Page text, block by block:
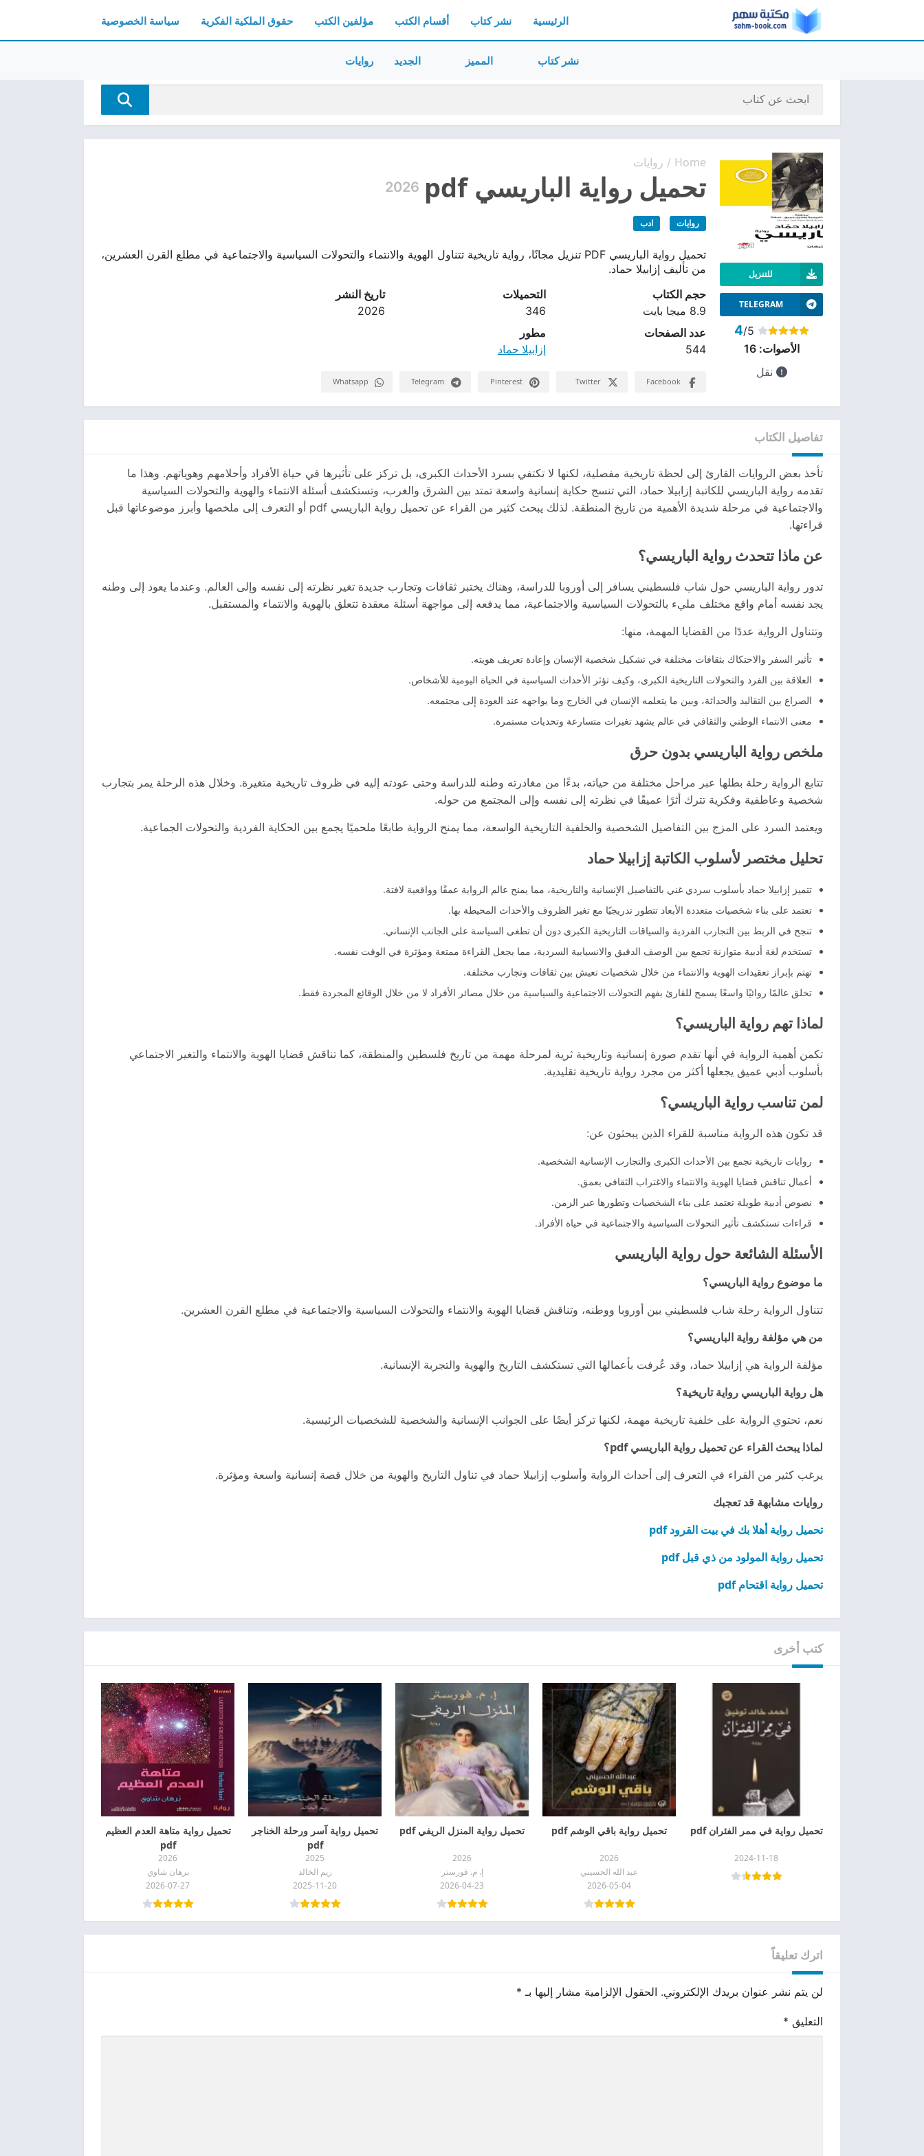
الرئيسية نشر كتاب أقسام الكتب مؤلفين الكتب حقوق الملكية الفكرية سياسة الخصوصية
نشر كتاب المميز الجديد روايات
Home
/ روايات
تحميل رواية الباريسي pdf 2026
روايات ادب
تحميل رواية الباريسي PDF تنزيل مجانًا، رواية تاريخية تتناول الهوية والانتماء والتحولات السياسية والاجتماعية في مطلع القرن العشرين،
من تأليف إزابيلا حماد.
للتنزيل
TELEGRAM
4/5
الأصوات:16
نقل
حجم الكتاب
8.9 ميجا بايت
التحميلات
346
تاريخ النشر
2026
عدد الصفحات
544
مطور
إزابيلا حماد
Facebook
Twitter
Pinterest
Telegram
Whatsapp
تفاصيل الكتاب
تأخذ بعض الروايات القارئ إلى لحظة تاريخية مفصلية، لكنها لا تكتفي بسرد الأحداث الكبرى، بل تركز على تأثيرها في حياة الأفراد وأحلامهم وهوياتهم. وهذا ما
تقدمه رواية الباريسي للكاتبة إزابيلا حماد، التي تنسج حكاية إنسانية واسعة تمتد بين الشرق والغرب، وتستكشف أسئلة الانتماء والهوية والتحولات السياسية
والاجتماعية في مرحلة شديدة الأهمية من تاريخ المنطقة. لذلك يبحث كثير من القراء عن تحميل رواية الباريسي pdf أو التعرف إلى ملخصها وأبرز موضوعاتها قبل
قراءتها.
عن ماذا تتحدث رواية الباريسي؟
تدور رواية الباريسي حول شاب فلسطيني يسافر إلى أوروبا للدراسة، وهناك يختبر ثقافات وتجارب جديدة تغير نظرته إلى نفسه وإلى العالم. وعندما يعود إلى وطنه
يجد نفسه أمام واقع مختلف مليء بالتحولات السياسية والاجتماعية، مما يدفعه إلى مواجهة أسئلة معقدة تتعلق بالهوية والانتماء والمستقبل.
وتتناول الرواية عددًا من القضايا المهمة، منها:
تأثير السفر والاحتكاك بثقافات مختلفة في تشكيل شخصية الإنسان وإعادة تعريف هويته.
العلاقة بين الفرد والتحولات التاريخية الكبرى، وكيف تؤثر الأحداث السياسية في الحياة اليومية للأشخاص.
الصراع بين التقاليد والحداثة، وبين ما يتعلمه الإنسان في الخارج وما يواجهه عند العودة إلى مجتمعه.
معنى الانتماء الوطني والثقافي في عالم يشهد تغيرات متسارعة وتحديات مستمرة.
ملخص رواية الباريسي بدون حرق
تتابع الرواية رحلة بطلها عبر مراحل مختلفة من حياته، بدءًا من مغادرته وطنه للدراسة وحتى عودته إليه في ظروف تاريخية متغيرة. وخلال هذه الرحلة يمر بتجارب
شخصية وعاطفية وفكرية تترك أثرًا عميقًا في نظرته إلى نفسه وإلى المجتمع من حوله.
ويعتمد السرد على المزج بين التفاصيل الشخصية والخلفية التاريخية الواسعة، مما يمنح الرواية طابعًا ملحميًا يجمع بين الحكاية الفردية والتحولات الجماعية.
تحليل مختصر لأسلوب الكاتبة إزابيلا حماد
تتميز إزابيلا حماد بأسلوب سردي غني بالتفاصيل الإنسانية والتاريخية، مما يمنح عالم الرواية عمقًا وواقعية لافتة.
تعتمد على بناء شخصيات متعددة الأبعاد تتطور تدريجيًا مع تغير الظروف والأحداث المحيطة بها.
تنجح في الربط بين التجارب الفردية والسياقات التاريخية الكبرى دون أن تطغى السياسة على الجانب الإنساني.
تستخدم لغة أدبية متوازنة تجمع بين الوصف الدقيق والانسيابية السردية، مما يجعل القراءة ممتعة ومؤثرة في الوقت نفسه.
تهتم بإبراز تعقيدات الهوية والانتماء من خلال شخصيات تعيش بين ثقافات وتجارب مختلفة.
تخلق عالمًا روائيًا واسعًا يسمح للقارئ بفهم التحولات الاجتماعية والسياسية من خلال مصائر الأفراد لا من خلال الوقائع المجردة فقط.
لماذا تهم رواية الباريسي؟
تكمن أهمية الرواية في أنها تقدم صورة إنسانية وتاريخية ثرية لمرحلة مهمة من تاريخ فلسطين والمنطقة، كما تناقش قضايا الهوية والانتماء والتغير الاجتماعي
بأسلوب أدبي عميق يجعلها أكثر من مجرد رواية تاريخية تقليدية.
لمن تناسب رواية الباريسي؟
قد تكون هذه الرواية مناسبة للقراء الذين يبحثون عن:
روايات تاريخية تجمع بين الأحداث الكبرى والتجارب الإنسانية الشخصية.
أعمال تناقش قضايا الهوية والانتماء والاغتراب الثقافي بعمق.
نصوص أدبية طويلة تعتمد على بناء الشخصيات وتطورها عبر الزمن.
قراءات تستكشف تأثير التحولات السياسية والاجتماعية في حياة الأفراد.
الأسئلة الشائعة حول رواية الباريسي
ما موضوع رواية الباريسي؟
تتناول الرواية رحلة شاب فلسطيني بين أوروبا ووطنه، وتناقش قضايا الهوية والانتماء والتحولات السياسية والاجتماعية في مطلع القرن العشرين.
من هي مؤلفة رواية الباريسي؟
مؤلفة الرواية هي إزابيلا حماد، وقد عُرفت بأعمالها التي تستكشف التاريخ والهوية والتجربة الإنسانية.
هل رواية الباريسي رواية تاريخية؟
نعم، تحتوي الرواية على خلفية تاريخية مهمة، لكنها تركز أيضًا على الجوانب الإنسانية والشخصية للشخصيات الرئيسية.
لماذا يبحث القراء عن تحميل رواية الباريسي pdf؟
يرغب كثير من القراء في التعرف إلى أحداث الرواية وأسلوب إزابيلا حماد في تناول التاريخ والهوية من خلال قصة إنسانية واسعة ومؤثرة.
روايات مشابهة قد تعجبك
تحميل رواية أهلا بك في بيت القرود pdf
تحميل رواية المولود من ذي قبل pdf
تحميل رواية اقتحام pdf
كتب أخرى
تحميل رواية في ممر الفئران pdf
2024-11-18
تحميل رواية باقي الوشم pdf
2026
عبد الله الحسيني
2026-05-04
تحميل رواية المنزل الريفي pdf
2026
إ. م. فورستر
2026-04-23
تحميل رواية آسر ورحلة الخناجر
pdf
2025
ريم الخالد
2025-11-20
تحميل رواية متاهة العدم العظيم
pdf
2026
برهان شاوي
2026-07-27
اترك تعليقاً
لن يتم نشر عنوان بريدك الإلكتروني. الحقول الإلزامية مشار إليها بـ *
التعليق *